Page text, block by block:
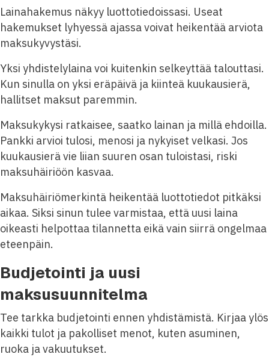
Lainahakemus näkyy luottotiedoissasi. Useat
hakemukset lyhyessä ajassa voivat heikentää arviota
maksukyvystäsi.
Yksi yhdistelylaina voi kuitenkin selkeyttää talouttasi.
Kun sinulla on yksi eräpäivä ja kiinteä kuukausierä,
hallitset maksut paremmin.
Maksukykysi ratkaisee, saatko lainan ja millä ehdoilla.
Pankki arvioi tulosi, menosi ja nykyiset velkasi. Jos
kuukausierä vie liian suuren osan tuloistasi, riski
maksuhäiriöön kasvaa.
Maksuhäiriömerkintä heikentää luottotiedot pitkäksi
aikaa. Siksi sinun tulee varmistaa, että uusi laina
oikeasti helpottaa tilannetta eikä vain siirrä ongelmaa
eteenpäin.
Budjetointi ja uusi
maksusuunnitelma
Tee tarkka budjetointi ennen yhdistämistä. Kirjaa ylös
kaikki tulot ja pakolliset menot, kuten asuminen,
ruoka ja vakuutukset.